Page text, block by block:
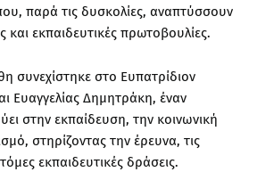
παρά τις δυσκολίες, αναπτύσσουν
και εκπαιδευτικές πρωτοβουλίες.
συνεχίστηκε στο Ευπατρίδιον
Ευαγγελίας Δημητράκη, έναν
στην εκπαίδευση, την κοινωνική
στηρίζοντας την έρευνα, τις
εκπαιδευτικές δράσεις.